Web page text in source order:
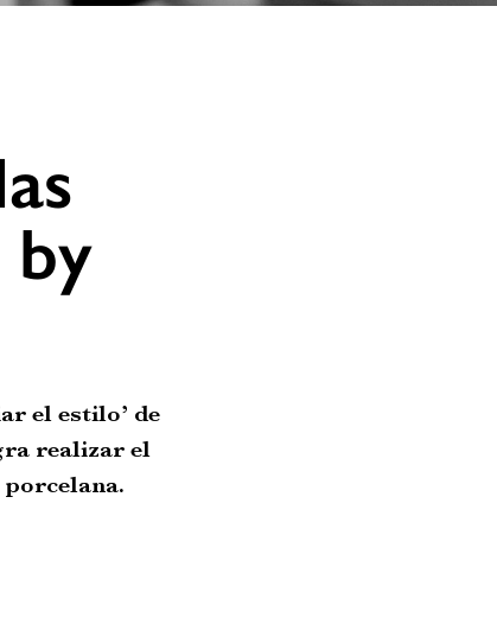
by
el estilo’ de
realizar el